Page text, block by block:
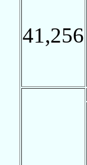
41,256